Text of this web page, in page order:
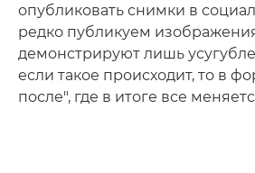
опубликовать снимки в
редко публикуем
демонстрируют лишь
если такое происходит, то в
после", где в итоге все